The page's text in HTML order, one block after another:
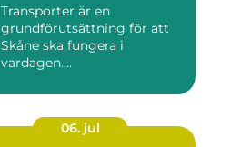
Transporter är en
grundförutsättning för att
Skåne ska fungera i
vardagen....
06. jul